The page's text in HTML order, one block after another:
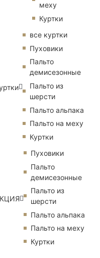
меху
Куртки
все куртки
Пуховики
Пальто
демисезонные
Пальто из
шерсти
Пальто альпака
Пальто на меху
Куртки
Пуховики
Пальто
демисезонные
Пальто из
шерсти
Пальто альпака
Пальто на меху
Куртки